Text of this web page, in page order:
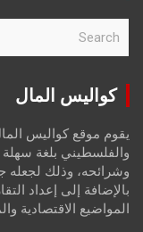
r
كواليس المال
يقوم موقع كواليس
والفلسطيني بلغة
وشرائحه، وذلك لجعله
بالإضافة إلى إعداد
المواضيع الاقتصادية